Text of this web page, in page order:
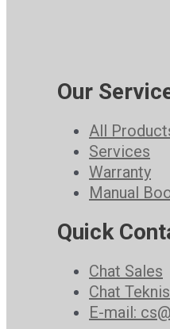
Our
All
Services
Warranty
Manual
Quick
Chat Sales
Chat
E-mail: